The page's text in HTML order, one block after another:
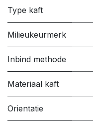
Type kaft
Milieukeurmerk
Inbind methode
Materiaal kaft
Orientatie